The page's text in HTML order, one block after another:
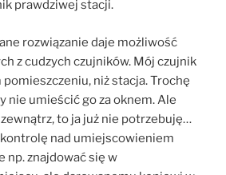
prawdziwej stacji.
rozwiązanie daje możliwość
z cudzych czujników. Mój czujnik
niż stacja. Trochę
nie umieścić go za oknem. Ale
to ja już nie potrzebuję…
nad umiejscowieniem
np. znajdować się w